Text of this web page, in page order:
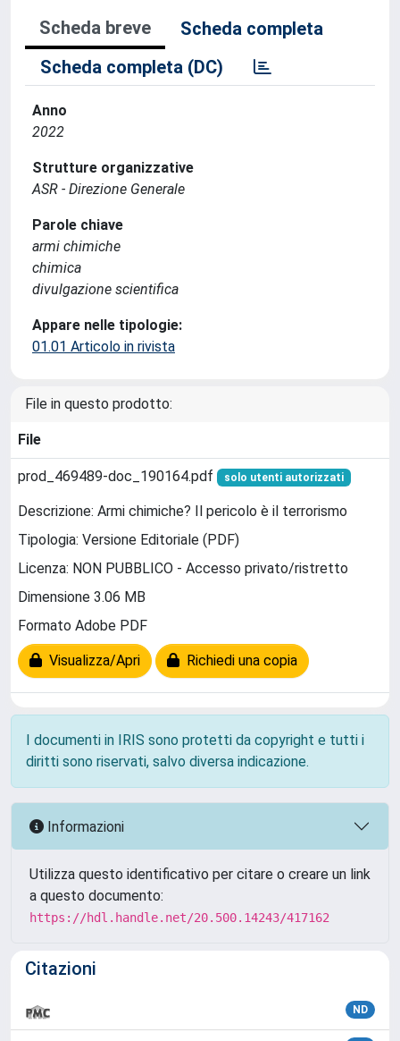
Scheda breve
Scheda completa
Scheda completa (DC)
Anno
2022
Strutture organizzative
ASR - Direzione Generale
Parole chiave
armi chimiche
chimica
divulgazione scientifica
Appare nelle tipologie:
01.01 Articolo in rivista
File in questo prodotto:
File
prod_469489-doc_190164.pdf solo utenti autorizzati
Descrizione: Armi chimiche? Il pericolo è il terrorismo
Tipologia: Versione Editoriale (PDF)
Licenza: NON PUBBLICO - Accesso privato/ristretto
Dimensione 3.06 MB
Formato Adobe PDF
Visualizza/Apri Richiedi una copia
I documenti in IRIS sono protetti da copyright e tutti i
diritti sono riservati, salvo diversa indicazione.
Informazioni
Utilizza questo identificativo per citare o creare un link
a questo documento:
https://hdl.handle.net/20.500.14243/417162
Citazioni
ND